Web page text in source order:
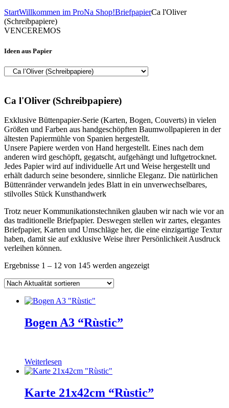
StartWillkommen im ProNa Shop!BriefpapierCa l'Oliver
(Schreibpapiere)
VENCEREMOS
Ideen aus Papier
Ca l'Oliver (Schreibpapiere)
Exklusive Büttenpapier-Serie (Karten, Bogen, Couverts) in vielen
Größen und Farben aus handgeschöpften Baumwollpapieren in der
ältesten Papiermühle von Spanien hergestellt.
Unsere Papiere werden von Hand hergestellt. Eines nach dem
anderen wird geschöpft, gegatscht, aufgehängt und luftgetrocknet.
Jedes Papier wird auf individuelle Art und Weise hergestellt und
erhält dadurch seine besondere, sinnliche Eleganz. Die natürlichen
Büttenränder verwandeln jedes Blatt in ein unverwechselbares,
stilvolles Stück Kunsthandwerk
Trotz neuer Kommunikationstechniken glauben wir nach wie vor an
das traditionelle Briefpapier. Deswegen stellen wir zartes, elegantes
Briefpapier, Karten und Umschläge her, die eine einzigartige Textur
haben, damit sie auf exklusive Weise ihrer Persönlichkeit Ausdruck
verleihen können.
Ergebnisse 1 – 12 von 145 werden angezeigtNach
Bogen A3 “Rùstic”
Weiterlesen
Karte 21x42cm “Rùstic”